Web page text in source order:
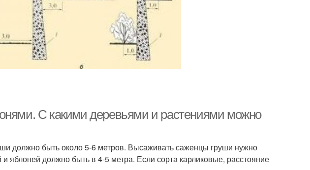
С какими деревьями и растениями можно
должно быть около 5-6 метров. Высаживать саженцы груши нужно
яблоней должно быть в 4-5 метра. Если сорта карликовые, расстояние